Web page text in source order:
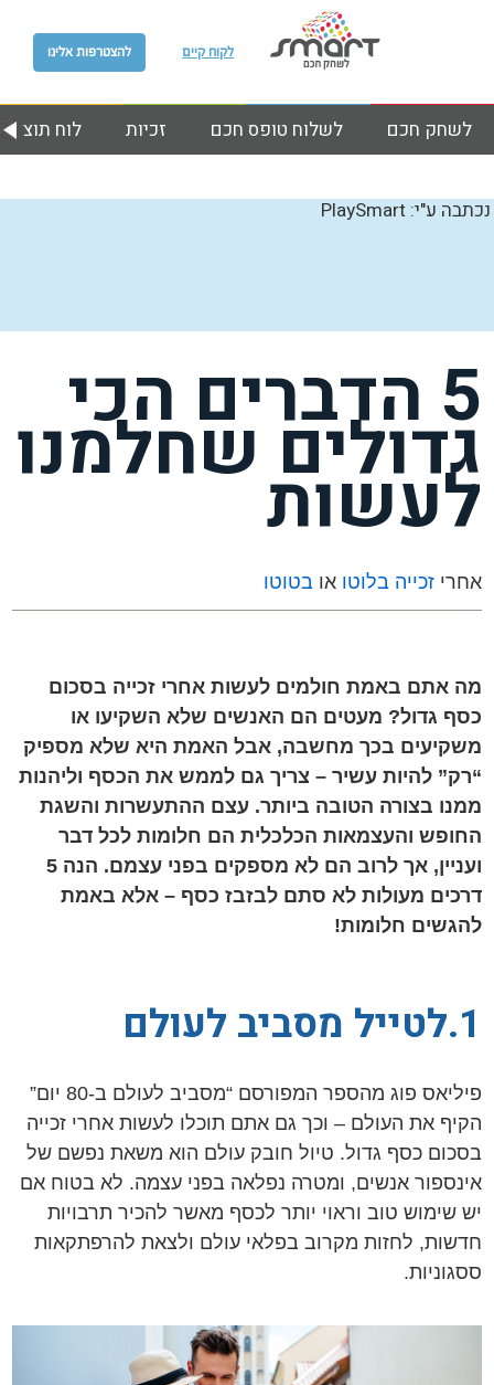
להצטרפות אלינו לקוח קיים
לוח זכיות לשלוח טופס חכם לשחק חכם
נכתבה ע"י: PlaySmart
5 הדברים הכי
גדולים שחלמנו
לעשות
אחריזכייה בלוטו אובטוטו
מה אתם באמת חולמים לעשות אחרי זכייה בסכום
כסף גדול? מעטים הם האנשים שלא השקיעו או
משקיעים בכך מחשבה, אבל האמת היא שלא מספיק
“רק” להיות עשיר – צריך גם לממש את הכסף וליהנות
ממנו בצורה הטובה ביותר. עצם ההתעשרות והשגת
החופש והעצמאות הכלכלית הם חלומות לכל דבר
ועניין, אך לרוב הם לא מספקים בפני עצמם. הנה 5
דרכים מעולות לא סתם לבזבז כסף – אלא באמת
להגשים חלומות!
1.לטייל מסביב לעולם
פיליאס פוג מהספר המפורסם “מסביב לעולם ב-80 יום”
הקיף את העולם – וכך גם אתם תוכלו לעשות אחרי זכייה
בסכום כסף גדול. טיול חובק עולם הוא משאת נפשם של
אינספור אנשים, ומטרה נפלאה בפני עצמה. לא בטוח אם
יש שימוש טוב וראוי יותר לכסף מאשר להכיר תרבויות
חדשות, לחזות מקרוב בפלאי עולם ולצאת להרפתקאות
ססגוניות.